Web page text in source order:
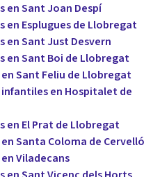
en Sant Joan Despí
en Esplugues de Llobregat
en Sant Just Desvern
en Sant Boi de Llobregat
Sant Feliu de Llobregat
en Hospitalet de
en El Prat de Llobregat
Santa Coloma de Cervelló
Viladecans